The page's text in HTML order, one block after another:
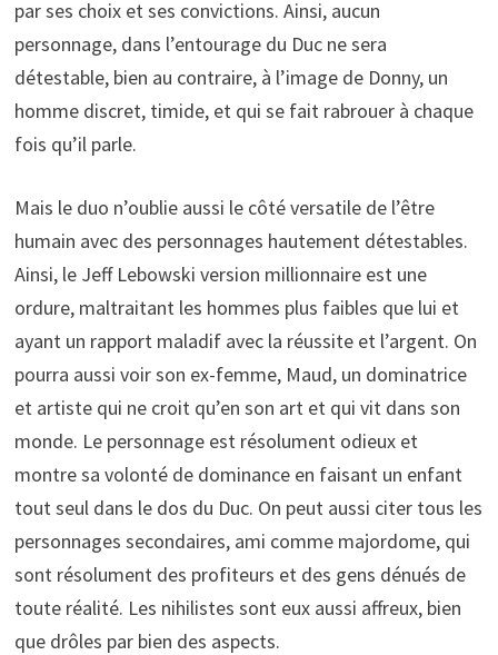
par ses choix et ses convictions. Ainsi, aucun
personnage, dans l’entourage du Duc ne sera
détestable, bien au contraire, à l’image de Donny, un
homme discret, timide, et qui se fait rabrouer à chaque
fois qu’il parle.
Mais le duo n’oublie aussi le côté versatile de l’être
humain avec des personnages hautement détestables.
Ainsi, le Jeff Lebowski version millionnaire est une
ordure, maltraitant les hommes plus faibles que lui et
ayant un rapport maladif avec la réussite et l’argent. On
pourra aussi voir son ex-femme, Maud, un dominatrice
et artiste qui ne croit qu’en son art et qui vit dans son
monde. Le personnage est résolument odieux et
montre sa volonté de dominance en faisant un enfant
tout seul dans le dos du Duc. On peut aussi citer tous les
personnages secondaires, ami comme majordome, qui
sont résolument des profiteurs et des gens dénués de
toute réalité. Les nihilistes sont eux aussi affreux, bien
que drôles par bien des aspects.